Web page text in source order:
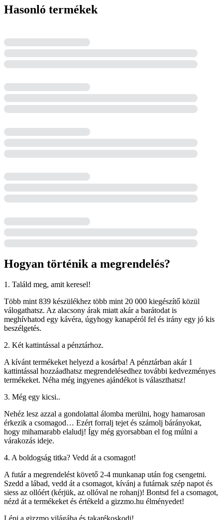
Hasonló termékek
Hogyan történik a megrendelés?
1. Találd meg, amit keresel!
Több mint 839 készülékhez több mint 20 000 kiegészítő közül
válogathatsz. Az alacsony árak miatt akár a barátodat is
meghívhatod egy kávéra, úgyhogy kanapéról fel és irány egy jó kis
beszélgetés.
2. Két kattintással a pénztárhoz.
A kívánt termékeket helyezd a kosárba! A pénztárban akár 1
kattintással hozzáadhatsz megrendelésedhez további kedvezményes
termékeket. Néha még ingyenes ajándékot is választhatsz!
3. Még egy kicsi..
Nehéz lesz azzal a gondolattal álomba merülni, hogy hamarosan
érkezik a csomagod… Ezért forralj tejet és számolj bárányokat,
hogy mihamarabb elaludj! Így még gyorsabban el fog múlni a
várakozás ideje.
4. A boldogság titka? Vedd át a csomagot!
A futár a megrendelést követő 2-4 munkanap után fog csengetni.
Szedd a lábad, vedd át a csomagot, kívánj a futárnak szép napot és
siess az ollóért (kérjük, az ollóval ne rohanj)! Bontsd fel a csomagot,
nézd át a termékeket és értékeld a gizzmo.hu élményedet!